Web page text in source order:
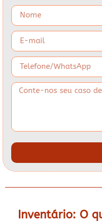
Inventário: O